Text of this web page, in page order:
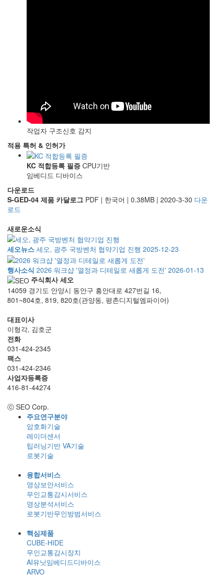
작업자 구조신호 감지
적용 특허 & 인허가
KC 적합등록 필증 CPU기반
임베디드 디바이스
다운로드
S-GED-04 제품 카달로그 PDF | 한국어 | 0.38MB | 2020-3-30 다운
로드
새로운소식
세오뉴스 세오, 광주 국방벤처 협약기업 진행 2025-12-23
행사소식 2026 워크샵 '열정과 디테일로 새롭게 도전' 2026-01-13
주식회사 세오
14059 경기도 안양시 동안구 흥안대로 427번길 16,
801~804호, 819, 820호(관양동, 평촌디지털엠파이어)
대표이사
이형각, 김호군
전화
031-424-2345
팩스
031-424-2346
사업자등록증
416-81-44274
ⓒ SEO Corp.
주요연구분야
암호화기술
레이더센서
팁러닝기반 VA기술
로봇기술
융합서비스
영상보안서비스
무인교통감시서비스
영상분석서비스
로봇기반무인방범서비스
핵심제품
CUBE-HIDE
무인교통감시장치
AI유닛임베디드디바이스
ARVO